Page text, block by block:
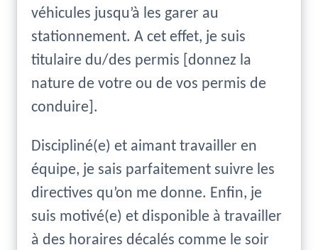
véhicules jusqu’à les garer au
stationnement. A cet effet, je suis
titulaire du/des permis [donnez la
nature de votre ou de vos permis de
conduire].
Discipliné(e) et aimant travailler en
équipe, je sais parfaitement suivre les
directives qu’on me donne. Enfin, je
suis motivé(e) et disponible à travailler
à des horaires décalés comme le soir